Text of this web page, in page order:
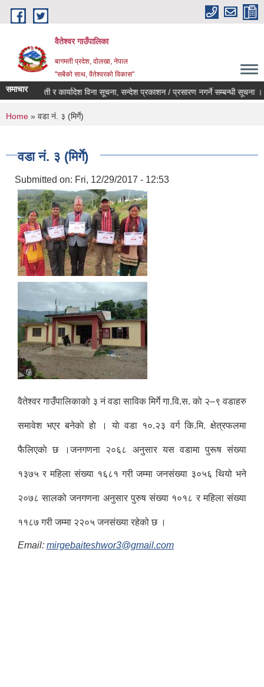
Skip to main content
वैतेश्वर गाउँपालिका
बागमती प्रदेश, दाेलखा, नेपाल
"सबैको साथ, वैतेश्वरको विकास"
समाचार
पूर्व स्वीकृती र कार्यादेश विना सूचना, सन्देश प्रकाशन / प्रसारण नगर्ने सम्बन्धी सूचना ।
You are here
Home » वडा नं. ३ (मिर्गे)
वडा नं. ३ (मिर्गे)
Submitted on: Fri, 12/29/2017 - 12:53
वैतेश्वर गाउँपालिकाकाे ३ नं वडा साविक मिर्गे गा.वि.स. काे २–९ वडाहरु
समावेश भएर बनेकाे हाे । याे वडा १०.२३ वर्ग कि.मि. क्षेत्रफलमा
फैलिएकाे छ ।जनगणना २०६८ अनुसार यस वडामा पुरूष संख्या
१३७५ र महिला संख्या १६८१ गरी जम्मा जनसंख्या ३०५६ थियो भने
२०७८ सालको जनगणना अनुसार पुरुष संख्या १०१८ र महिला संख्या
११८७ गरी जम्मा २२०५ जनसंख्या रहेको छ ।
Email: mirgebaiteshwor3@gmail.com